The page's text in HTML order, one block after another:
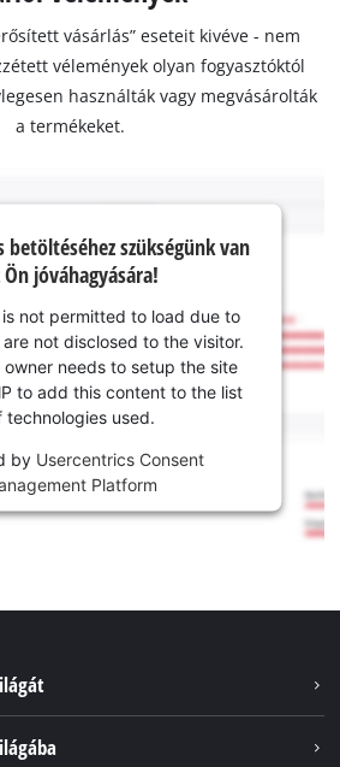
vásárlás” eseteit kivéve - nem
vélemények olyan fogyasztóktól
használták vagy megvásárolták
a termékeket.
betöltéséhez szükségünk van
Ön jóváhagyására!
not permitted to load due to
not disclosed to the visitor.
needs to setup the site
to add this content to the list
technologies used.
by Usercentrics Consent
Platform